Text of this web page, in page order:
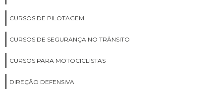
CURSOS DE PILOTAGEM
CURSOS DE SEGURANÇA NO TRÂNSITO
CURSOS PARA MOTOCICLISTAS
DIREÇÃO DEFENSIVA